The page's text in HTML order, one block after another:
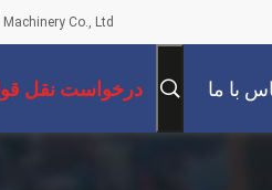
Co., Ltd.
با ما درخواست نقل